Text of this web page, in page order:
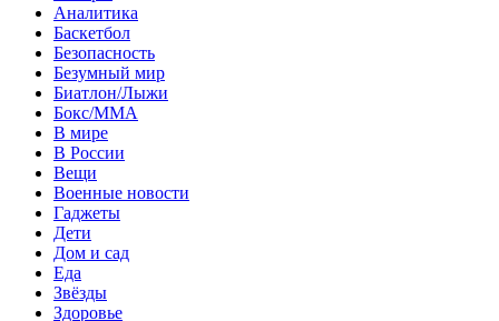
Аналитика
Баскетбол
Безопасность
Безумный мир
Биатлон/Лыжи
Бокс/MMA
В мире
В России
Вещи
Военные новости
Гаджеты
Дети
Дом и сад
Еда
Звёзды
Здоровье